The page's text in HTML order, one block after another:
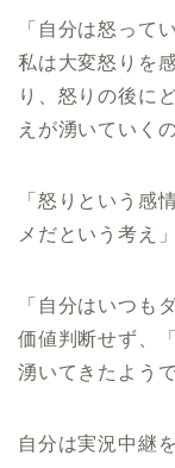
「自分は怒って
私は大変怒りを
り、怒りの後に
えが湧いていく
「怒りという感
メだという考え
「自分はいつも
価値判断せず、
湧いてきたよう
自分は実況中継